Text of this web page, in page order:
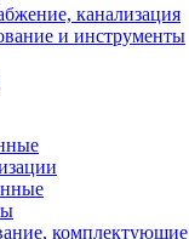
канализация
и инструменты
комплектующие